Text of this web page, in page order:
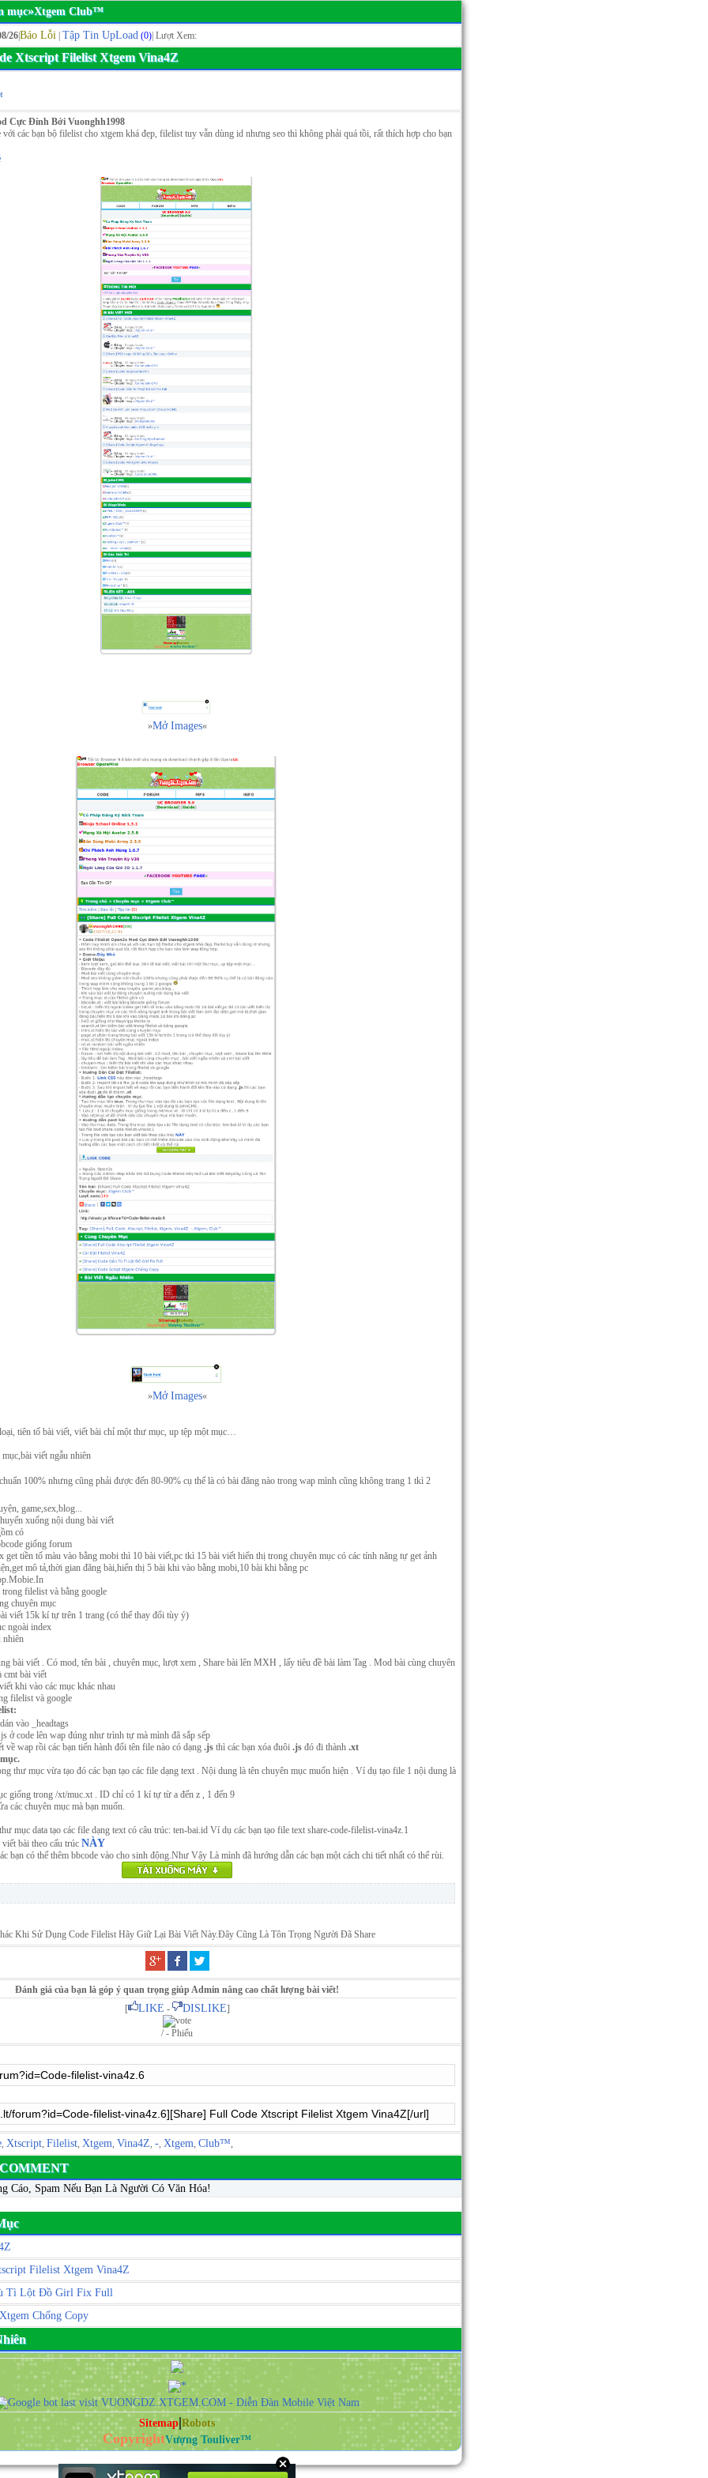
mục»Xtgem Club™
26Báo Lỗi Tập Tin UpLoad (0) | Lượt Xem:
Xtscript Filelist Xtgem Vina4Z
Cực Đỉnh Bởi Vuonghh1998
các bạn bộ filelist cho xtgem khá đẹp, filelist tuy vẫn dùng id nhưng seo thì không phải quá tồi, rất thích hợp cho bạn
»Mở Images«
»Mở Images«
tiên tố bài viết, viết bài chỉ một thư mục, up tệp một mục…
viết ngẫu nhiên
100% nhưng cũng phải được đến 80-90% cụ thể là có bài đăng nào trong wap mình cũng không trang 1 tkì 2
game,sex,blog...
xuống nội dung bài viết
có
giống forum
get tiền tố màu vào bằng mobi thì 10 bài viết,pc tkì 15 bài viết hiển thị trong chuyên mục có các tính năng tự get ảnh
mô tả,thời gian đăng bài,hiển thị 5 bài khi vào bằng mobi,10 bài khi bằng pc
filelist và bằng google
chuyên mục
viết 15k kí tự trên 1 trang (có thể thay đổi tùy ý)
ngoài index
nhiên
bài viết . Có mod, tên bài , chuyên mục, lượt xem , Share bài lên MXH , lấy tiêu đề bài làm Tag . Mod bài cùng chuyên
cmt bài viết
khi vào các mục khác nhau
filelist và google
vào _headtags
ở code lên wap đúng như trình tự mà mình đã sắp sếp
wap rồi các bạn tiến hành đổi tên file nào có dạng .js thì các bạn xóa đuôi .js đó đi thành .xt
thư mục vừa tạo đó các bạn tạo các file dạng text . Nội dung là tên chuyên mục muốn hiện . Ví dụ tạo file 1 nội dung là
giống trong /xt/muc.xt . ID chỉ có 1 kí tự từ a đến z , 1 đến 9
các chuyên mục mà bạn muốn.
mục data tạo các file dạng text có câu trúc: ten-bai.id Ví dụ các bạn tạo file text share-code-filelist-vina4z.1
bài theo cấu trúc NÀY
bạn có thể thêm bbcode vào cho sinh động.Như Vậy Là mình đã hướng dẫn các bạn một cách chi tiết nhất có thể rùi.
Khi Sử Dụng Code Filelist Hãy Giữ Lại Bài Viết Này.Đây Cũng Là Tôn Trọng Người Đã Share
Đánh giá của bạn là góp ý quan trọng giúp Admin nâng cao chất lượng bài viết!
[
LIKE - DISLIKE]
/ - Phiếu
, Xtscript, Filelist, Xtgem, Vina4Z, -, Xtgem, Club™,
Cáo, Spam Nếu Bạn Là Người Có Văn Hóa!
Filelist Xtgem Vina4Z
Tì Lột Đồ Girl Fix Full
Chống Copy
Sitemap|Robots
CopyrightVượng Touliver™